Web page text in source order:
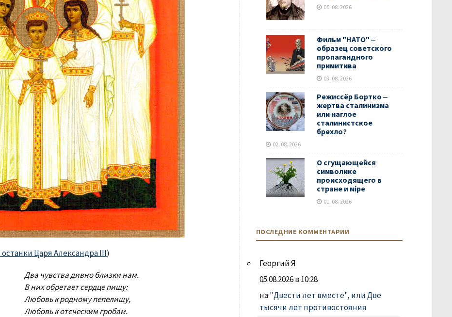
останки Царя Александра III)
Два чувства дивно близки нам.
В них обретает сердце пищу:
Любовь к родному пепелищу,
Любовь к отеческим гробам.
05. 08. 2026
Фильм "НАТО" ‒
образец советского
пропагандного
примитива
03. 08. 2026
Режиссёр Бортко ‒
жертва сталинизма
или наглое
сталинистское
брехло?
02. 08. 2026
О сгущающейся
символике
происходящего в
стране и мiре
01. 08. 2026
ПОСЛЕДНИЕ КОММЕНТАРИИ
Георгий Я
05.08.2026 в 10:28
на"Двести лет вместе", или Две
тысячи лет противостояния